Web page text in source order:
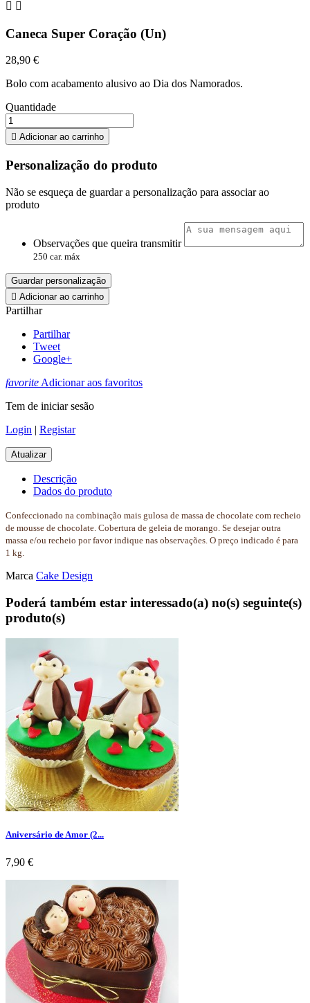
 
Caneca Super Coração (Un)
28,90 €
Bolo com acabamento alusivo ao Dia dos Namorados.
Quantidade
 Adicionar ao carrinho
Personalização do produto
Não se esqueça de guardar a personalização para associar ao
produto
Observações que queira transmitir
250 car. máx
Guardar personalização
 Adicionar ao carrinho
Partilhar
Partilhar
Tweet
Google+
favorite Adicionar aos favoritos
Tem de iniciar sesão
Login | Registar
Descrição
Dados do produto
Confeccionado na combinação mais gulosa de massa de chocolate com recheio
de mousse de chocolate. Cobertura de geleia de morango. Se desejar outra
massa e/ou recheio por favor indique nas observações. O preço indicado é para
1 kg.
Marca Cake Design
Poderá também estar interessado(a) no(s) seguinte(s)
produto(s)
Aniversário de Amor (2...
Preço
7,90 €